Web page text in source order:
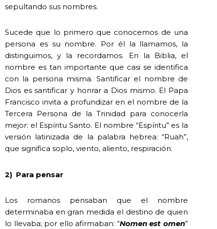
sepultando sus nombres.
Sucede que lo primero que conocemos de una
persona es su nombre. Por él la llamamos, la
distinguimos, y la recordamos. En la Biblia, el
nombre es tan importante que casi se identifica
con la persona misma. Santificar el nombre de
Dios es santificar y honrar a Dios mismo. El Papa
Francisco invita a profundizar en el nombre de la
Tercera Persona de la Trinidad para conocerla
mejor: el Espíritu Santo. El nombre “Espíritu” es la
versión latinizada de la palabra hebrea: “Ruah”,
que significa soplo, viento, aliento, respiración.
2) Para pensar
Los romanos pensaban que el nombre
determinaba en gran medida el destino de quien
lo llevaba; por ello afirmaban: “Nomen est omen”